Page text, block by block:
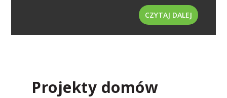
CZYTAJ DALEJ
Projekty domów